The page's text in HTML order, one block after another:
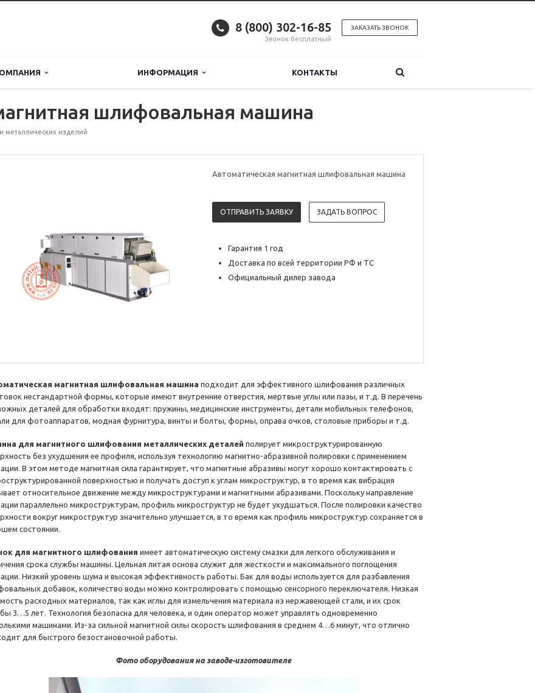
ЗАКАЗАТЬ ЗВОНОК
8 (800) 302-16-85
Звонок бесплатный
ИНФОРМАЦИЯ КОНТАКТЫ
шлифовальная машина
металлических изделий
Автоматическая магнитная шлифовальная машина
ОТПРАВИТЬ ЗАЯВКУ ЗАДАТЬ ВОПРОС
Гарантия 1 год
Доставка по всей территории РФ и ТС
Официальный дилер завода
магнитная шлифовальная машина подходит для эффективного шлифования различных
нестандартной формы, которые имеют внутренние отверстия, мертвые углы или пазы, и т.д. В перечень
деталей для обработки входят: пружины, медицинские инструменты, детали мобильных телефонов,
для фотоаппаратов, модная фурнитура, винты и болты, формы, оправа очков, столовые приборы и т.д.
для магнитного шлифования металлических деталей полирует микроструктурированную
без ухудшения ее профиля, используя технологию магнитно-абразивной полировки с применением
В этом методе магнитная сила гарантирует, что магнитные абразивы могут хорошо контактировать с
поверхностью и получать доступ к углам микроструктур, в то время как вибрация
относительное движение между микроструктурами и магнитными абразивами. Поскольку направление
параллельно микроструктурам, профиль микроструктур не будет ухудшаться. После полировки качество
вокруг микроструктур значительно улучшается, в то время как профиль микроструктур сохраняется в
состоянии.
для магнитного шлифования имеет автоматическую систему смазки для легкого обслуживания и
срока службы машины. Цельная литая основа служит для жесткости и максимального поглощения
Низкий уровень шума и высокая эффективность работы. Бак для воды используется для разбавления
добавок, количество воды можно контролировать с помощью сенсорного переключателя. Низкая
расходных материалов, так как иглы для измельчения материала из нержавеющей стали, и их срок
3…5 лет. Технология безопасна для человека, и один оператор может управлять одновременно
машинами. Из-за сильной магнитной силы скорость шлифования в среднем 4…6 минут, что отлично
для быстрого безостановочной работы.
Фото оборудования на заводе-изготовителе